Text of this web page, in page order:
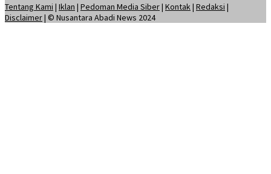
Tentang Kami | Iklan | Pedoman Media Siber| Kontak| Redaksi |
Disclaimer| © Nusantara Abadi News 2024